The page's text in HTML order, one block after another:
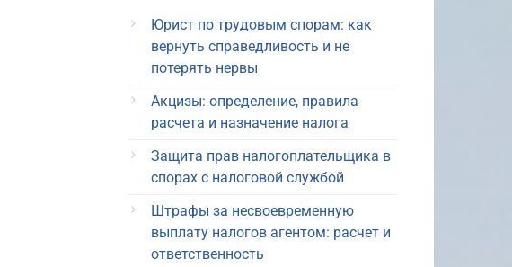
Юрист по трудовым спорам: как
вернуть справедливость и не
потерять нервы
Акцизы: определение, правила
расчета и назначение налога
Защита прав налогоплательщика в
спорах с налоговой службой
Штрафы за несвоевременную
выплату налогов агентом: расчет и
ответственность